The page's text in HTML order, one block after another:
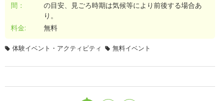
間：
の目安、見ごろ時期は気候等により前後する場合あ
り。
料金:
無料
体験イベント・アクティビティ 無料イベント